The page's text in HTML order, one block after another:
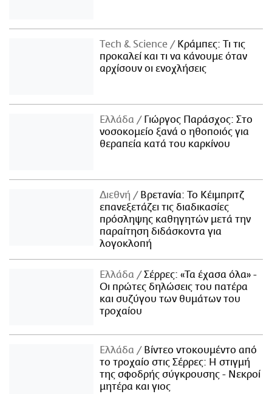
Τech & Science
Κράμπες: Τι τις
προκαλεί και τι να κάνουμε όταν
αρχίσουν οι ενοχλήσεις
Ελλάδα
Γιώργος Παράσχος: Στο
νοσοκομείο ξανά ο ηθοποιός για
θεραπεία κατά του καρκίνου
Διεθνή
Βρετανία: Το Κέιμπριτζ
επανεξετάζει τις διαδικασίες
πρόσληψης καθηγητών μετά την
παραίτηση διδάσκοντα για
λογοκλοπή
Ελλάδα
Σέρρες: «Τα έχασα όλα» -
Οι πρώτες δηλώσεις του πατέρα
και συζύγου των θυμάτων του
τροχαίου
Ελλάδα
Βίντεο ντοκουμέντο από
το τροχαίο στις Σέρρες: Η στιγμή
της σφοδρής σύγκρουσης - Νεκροί
μητέρα και γιος